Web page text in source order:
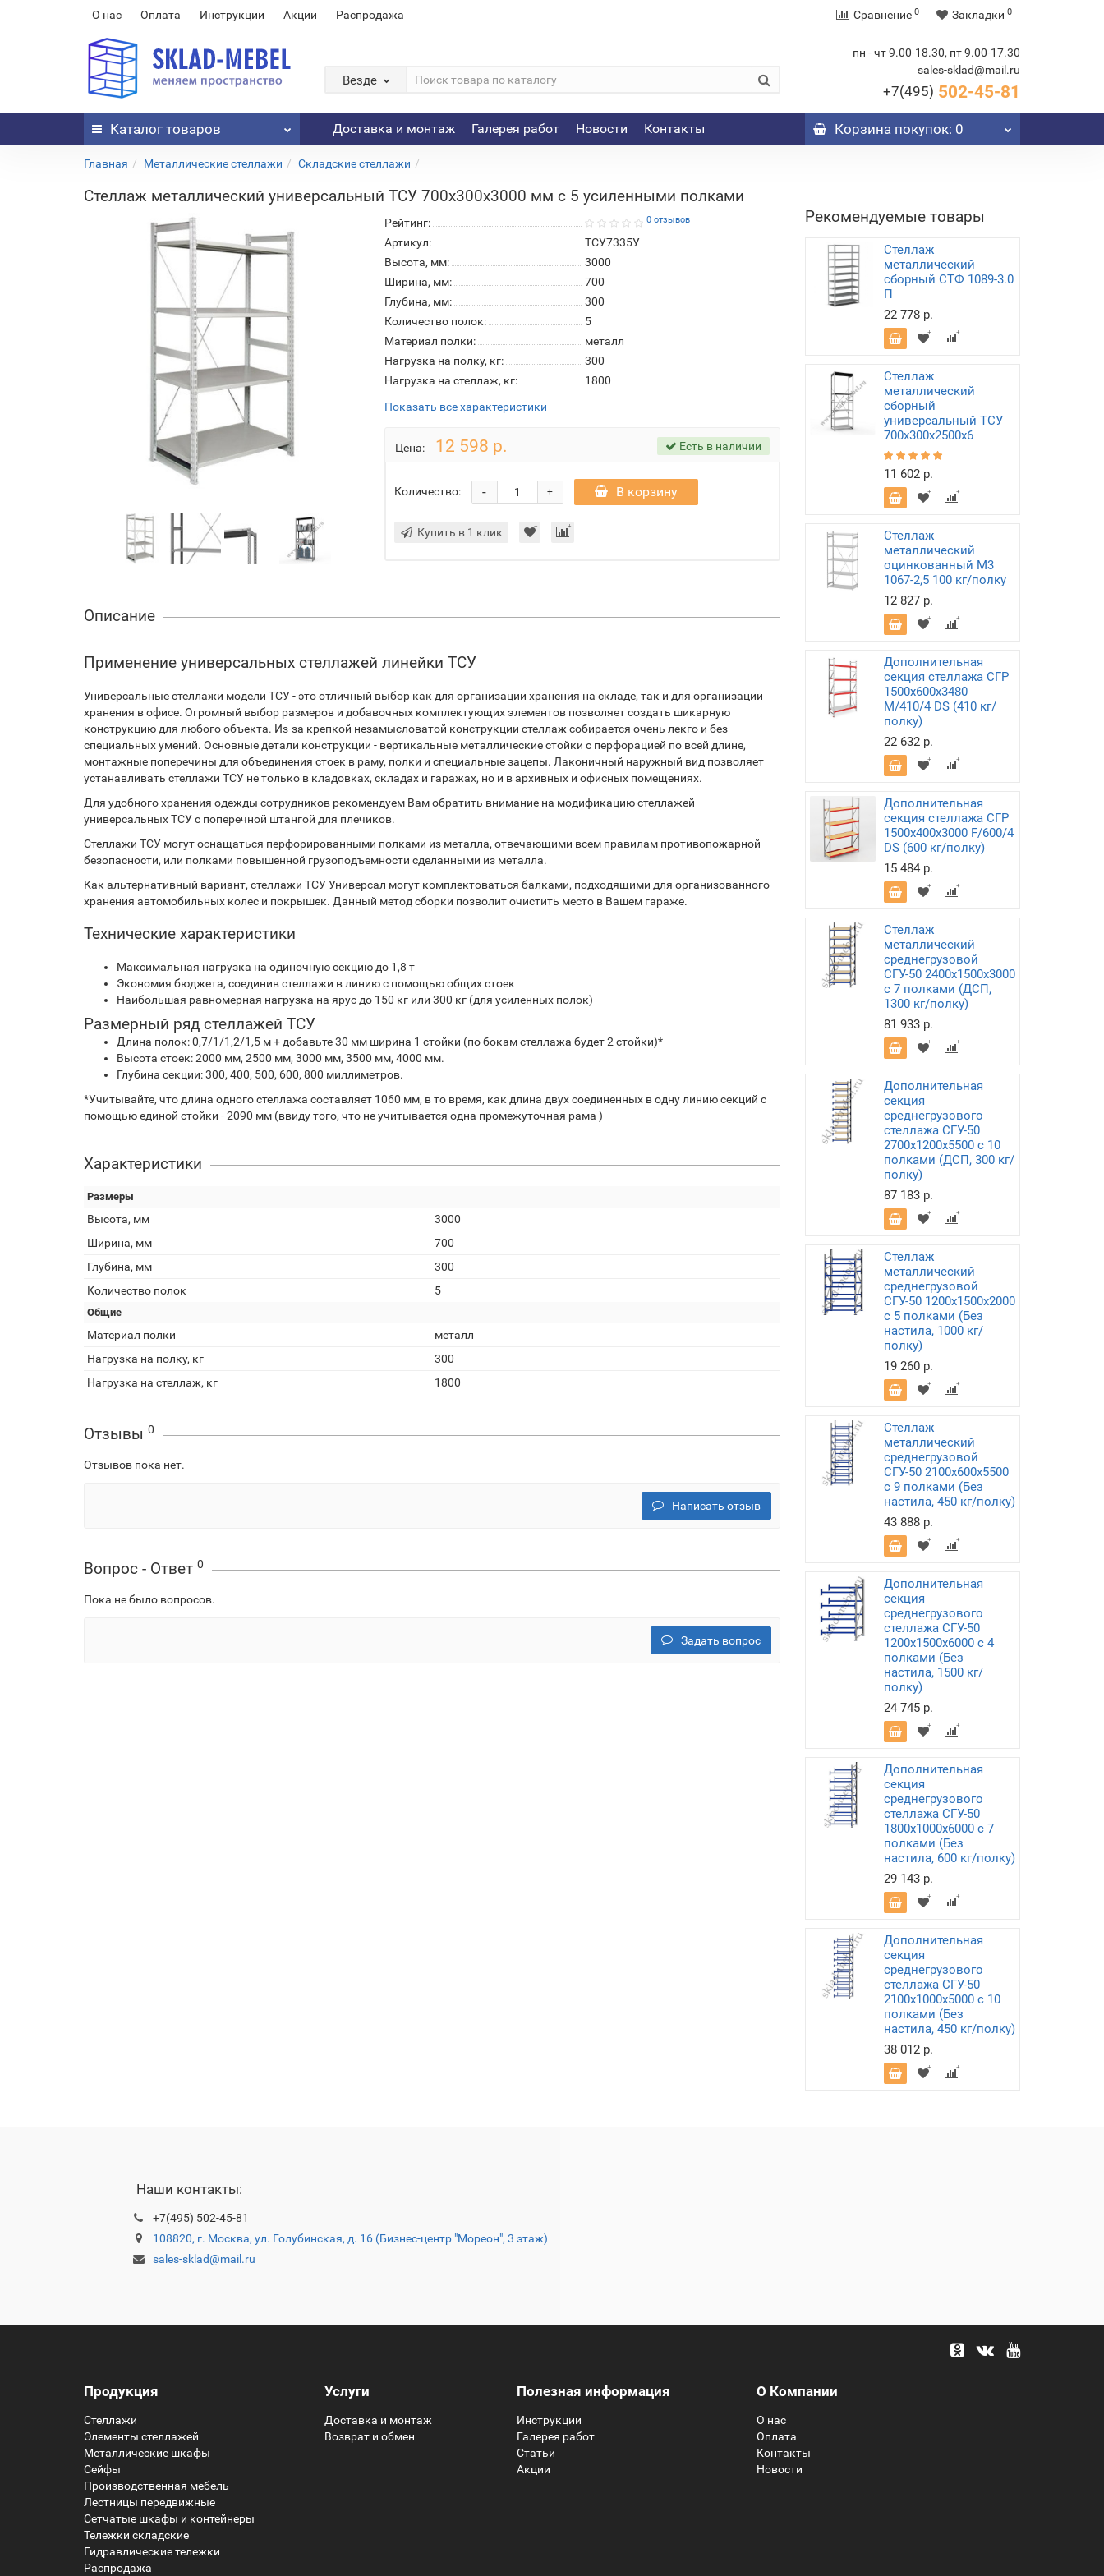
О нас Оплата Инструкции Акции Распродажа Сравнение 0 Закладки 0
Везде
пн - чт 9.00-18.30, пт 9.00-17.30
sales-sklad@mail.ru
+7(495) 502-45-81
Каталог товаров Доставка и монтаж Галерея работ Новости Контакты Корзинапокупок: 0
Главная Металлические стеллажи Складские стеллажи
Стеллаж металлический универсальный ТСУ 700х300х3000 мм с 5 усиленными полками
Рейтинг: 0 отзывов
Артикул:
ТСУ7335У
Высота, мм:
3000
Ширина, мм:
700
Глубина, мм:
300
Количество полок:
5
Материал полки:
металл
Нагрузка на полку, кг:
300
Нагрузка на стеллаж, кг:
1800
Показать все характеристики
Цена: 12 598 р. Есть в наличии
Количество: +
- В корзину
Купить в 1 клик
Описание
Применение универсальных стеллажей линейки ТСУ
Универсальные стеллажи модели ТСУ - это отличный выбор как для организации хранения на складе, так и для организации
хранения в офисе. Огромный выбор размеров и добавочных комплектующих элементов позволяет создать шикарную
конструкцию для любого объекта. Из-за крепкой незамысловатой конструкции стеллаж собирается очень лекго и без
специальных умений. Основные детали конструкции - вертикальные металлические стойки с перфорацией по всей длине,
монтажные поперечины для объединения стоек в раму, полки и специальные зацепы. Лаконичный наружный вид позволяет
устанавливать стеллажи ТСУ не только в кладовках, складах и гаражах, но и в архивных и офисных помещениях.
Для удобного хранения одежды сотрудников рекомендуем Вам обратить внимание на модификацию стеллажей
универсальных ТСУ с поперечной штангой для плечиков.
Стеллажи ТСУ могут оснащаться перфорированными полками из металла, отвечающими всем правилам противопожарной
безопасности, или полками повышенной грузоподъемности сделанными из металла.
Как альтернативный вариант, стеллажи ТСУ Универсал могут комплектоваться балками, подходящими для организованного
хранения автомобильных колес и покрышек. Данный метод сборки позволит очистить место в Вашем гараже.
Технические характеристики
Максимальная нагрузка на одиночную секцию до 1,8 т
Экономия бюджета, соединив стеллажи в линию с помощью общих стоек
Наибольшая равномерная нагрузка на ярус до 150 кг или 300 кг (для усиленных полок)
Размерный ряд стеллажей ТСУ
Длина полок: 0,7/1/1,2/1,5 м + добавьте 30 мм ширина 1 стойки (по бокам стеллажа будет 2 стойки)*
Высота стоек: 2000 мм, 2500 мм, 3000 мм, 3500 мм, 4000 мм.
Глубина секции: 300, 400, 500, 600, 800 миллиметров.
*Учитывайте, что длина одного стеллажа составляет 1060 мм, в то время, как длина двух соединенных в одну линию секций с
помощью единой стойки - 2090 мм (ввиду того, что не учитывается одна промежуточная рама )
Характеристики
Размеры
Высота, мм
3000
Ширина, мм
700
Глубина, мм
300
Количество полок
5
Общие
Материал полки
металл
Нагрузка на полку, кг
300
Нагрузка на стеллаж, кг
1800
Отзывы 0
Отзывов пока нет.
Написать отзыв
Вопрос - Ответ 0
Пока не было вопросов.
Задать вопрос
Рекомендуемые товары
Стеллаж
металлический
сборный СТФ 1089-3.0
П
22 778 р.
Стеллаж
металлический
сборный
универсальный ТСУ
700х300х2500х6
11 602 р.
Стеллаж
металлический
оцинкованный М3
1067-2,5 100 кг/полку
12 827 р.
Дополнительная
секция стеллажа СГР
1500х600х3480
M/410/4 DS (410 кг/
полку)
22 632 р.
Дополнительная
секция стеллажа СГР
1500х400х3000 F/600/4
DS (600 кг/полку)
15 484 р.
Стеллаж
металлический
среднегрузовой
СГУ-50 2400х1500х3000
с 7 полками (ДСП,
1300 кг/полку)
81 933 р.
Дополнительная
секция
среднегрузового
стеллажа СГУ-50
2700х1200х5500 с 10
полками (ДСП, 300 кг/
полку)
87 183 р.
Стеллаж
металлический
среднегрузовой
СГУ-50 1200х1500х2000
с 5 полками (Без
настила, 1000 кг/
полку)
19 260 р.
Стеллаж
металлический
среднегрузовой
СГУ-50 2100х600х5500
с 9 полками (Без
настила, 450 кг/полку)
43 888 р.
Дополнительная
секция
среднегрузового
стеллажа СГУ-50
1200х1500х6000 с 4
полками (Без
настила, 1500 кг/
полку)
24 745 р.
Дополнительная
секция
среднегрузового
стеллажа СГУ-50
1800х1000х6000 с 7
полками (Без
настила, 600 кг/полку)
29 143 р.
Дополнительная
секция
среднегрузового
стеллажа СГУ-50
2100х1000х5000 с 10
полками (Без
настила, 450 кг/полку)
38 012 р.
Наши контакты:
+7(495) 502-45-81
108820, г. Москва, ул. Голубинская, д. 16 (Бизнес-центр "Мореон", 3 этаж)
sales-sklad@mail.ru
Продукция
Стеллажи
Элементы стеллажей
Металлические шкафы
Сейфы
Производственная мебель
Лестницы передвижные
Сетчатые шкафы и контейнеры
Тележки складские
Гидравлические тележки
Распродажа
Услуги
Доставка и монтаж
Возврат и обмен
Полезная информация
Инструкции
Галерея работ
Статьи
Акции
О Компании
О нас
Оплата
Контакты
Новости